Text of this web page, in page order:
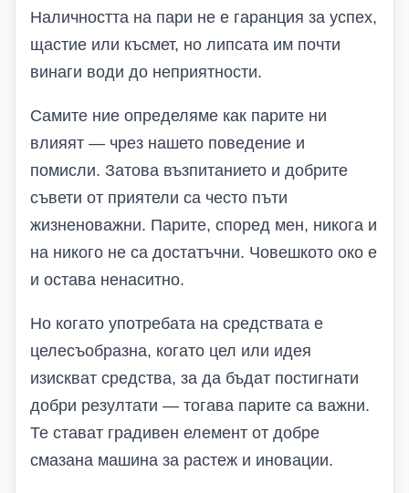
Наличността на пари не е гаранция за успех,
щастие или късмет, но липсата им почти
винаги води до неприятности.
Самите ние определяме как парите ни
влияят — чрез нашето поведение и
помисли. Затова възпитанието и добрите
съвети от приятели са често пъти
жизненоважни. Парите, според мен, никога и
на никого не са достатъчни. Човешкото око е
и остава ненаситно.
Но когато употребата на средствата е
целесъобразна, когато цел или идея
изискват средства, за да бъдат постигнати
добри резултати — тогава парите са важни.
Те стават градивен елемент от добре
смазана машина за растеж и иновации.